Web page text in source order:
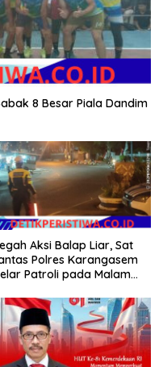
8 Besar Piala Dandim
Aksi Balap Liar, Sat
Polres Karangasem
Patroli pada Malam